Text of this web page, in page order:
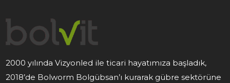
2000 yılında Vizyonled ile ticari hayatımıza başladık,
2018’de Bolworm Bolgübsan’ı kurarak gübre sektörüne